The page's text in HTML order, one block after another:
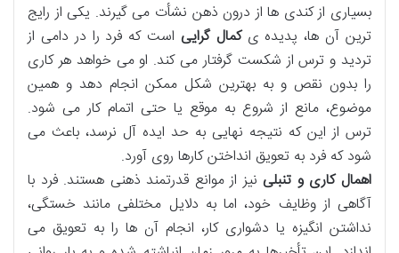
بسیاری از کندی ها از درون ذهن نشأت می گیرند. یکی از رایج
ترین آن ها، پدیده یکمال گرایی است که فرد را در دامی از
تردید و ترس از شکست گرفتار می کند. او می خواهد هر کاری
را بدون نقص و به بهترین شکل ممکن انجام دهد و همین
موضوع، مانع از شروع به موقع یا حتی اتمام کار می شود.
ترس از این که نتیجه نهایی به حد ایده آل نرسد، باعث می
شود که فرد به تعویق انداختن کارها روی آورد.
اهمال کاری و تنبلینیز از موانع قدرتمند ذهنی هستند. فرد با
آگاهی از وظایف خود، اما به دلایل مختلفی مانند خستگی،
نداشتن انگیزه یا دشواری کار، انجام آن ها را به تعویق می